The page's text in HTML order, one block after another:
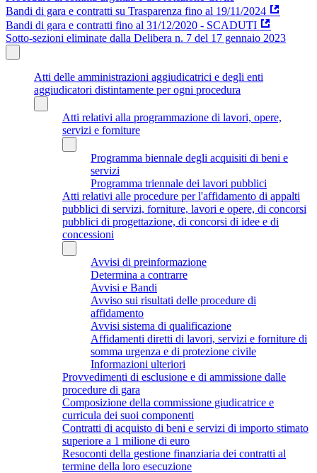
Bandi di gara e contratti su Trasparenza fino al 19/11/2024
Bandi di gara e contratti fino al 31/12/2020 - SCADUTI
Sotto-sezioni eliminate dalla Delibera n. 7 del 17 gennaio 2023
Atti delle amministrazioni aggiudicatrici e degli enti
aggiudicatori distintamente per ogni procedura
Atti relativi alla programmazione di lavori, opere,
servizi e forniture
Programma biennale degli acquisiti di beni e
servizi
Programma triennale dei lavori pubblici
Atti relativi alle procedure per l'affidamento di appalti
pubblici di servizi, forniture, lavori e opere, di concorsi
pubblici di progettazione, di concorsi di idee e di
concessioni
Avvisi di preinformazione
Determina a contrarre
Avvisi e Bandi
Avviso sui risultati delle procedure di
affidamento
Avvisi sistema di qualificazione
Affidamenti diretti di lavori, servizi e forniture di
somma urgenza e di protezione civile
Informazioni ulteriori
Provvedimenti di esclusione e di ammissione dalle
procedure di gara
Composizione della commissione giudicatrice e
curricula dei suoi componenti
Contratti di acquisto di beni e servizi di importo stimato
superiore a 1 milione di euro
Resoconti della gestione finanziaria dei contratti al
termine della loro esecuzione